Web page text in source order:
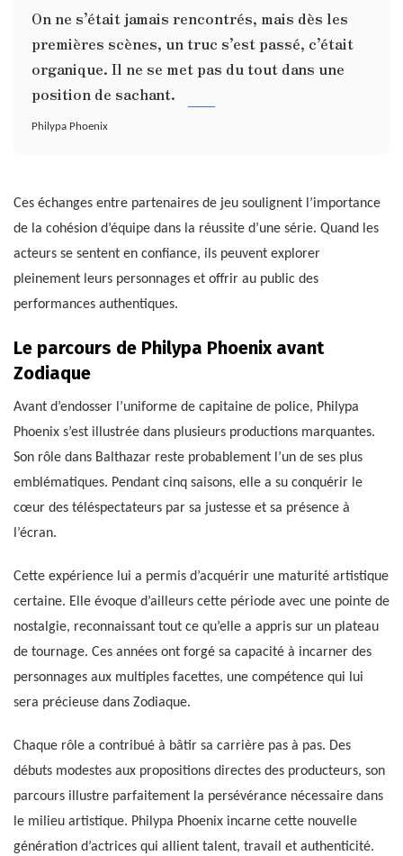
On ne s’était jamais rencontrés, mais dès les
premières scènes, un truc s’est passé, c’était
organique. Il ne se met pas du tout dans une
position de sachant.
Philypa Phoenix
Ces échanges entre partenaires de jeu soulignent l’importance
de la cohésion d’équipe dans la réussite d’une série. Quand les
acteurs se sentent en confiance, ils peuvent explorer
pleinement leurs personnages et offrir au public des
performances authentiques.
Le parcours de Philypa Phoenix avant
Zodiaque
Avant d’endosser l’uniforme de capitaine de police, Philypa
Phoenix s’est illustrée dans plusieurs productions marquantes.
Son rôle dans Balthazar reste probablement l’un de ses plus
emblématiques. Pendant cinq saisons, elle a su conquérir le
cœur des téléspectateurs par sa justesse et sa présence à
l’écran.
Cette expérience lui a permis d’acquérir une maturité artistique
certaine. Elle évoque d’ailleurs cette période avec une pointe de
nostalgie, reconnaissant tout ce qu’elle a appris sur un plateau
de tournage. Ces années ont forgé sa capacité à incarner des
personnages aux multiples facettes, une compétence qui lui
sera précieuse dans Zodiaque.
Chaque rôle a contribué à bâtir sa carrière pas à pas. Des
débuts modestes aux propositions directes des producteurs, son
parcours illustre parfaitement la persévérance nécessaire dans
le milieu artistique. Philypa Phoenix incarne cette nouvelle
génération d’actrices qui allient talent, travail et authenticité.